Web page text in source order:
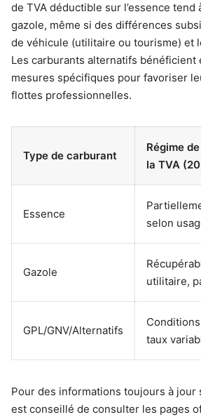
de TVA déductible sur l’essence
gazole, même si des différences
de véhicule (utilitaire ou tourisme) et
Les carburants alternatifs bénéficient
mesures spécifiques pour favoriser
flottes professionnelles.
Type de carburant
Régime
la TVA
Essence
selon
Gazole
utilitaire,
GPL/GNV/Alternatifs
taux
Pour des informations toujours à jour
est conseillé de consulter les pages